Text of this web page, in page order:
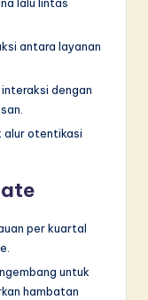
antara layanan
dengan
alur otentikasi
per kuartal
untuk
hambatan